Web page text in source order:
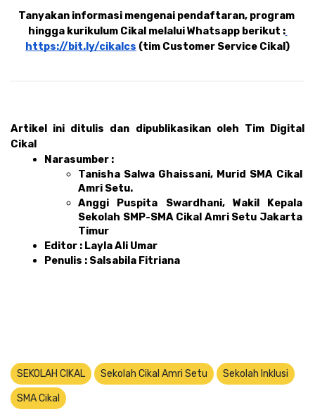
Tanyakan informasi mengenai pendaftaran, program
hingga kurikulum Cikal melalui Whatsapp berikut :
https://bit.ly/cikalcs (tim Customer Service Cikal)
Artikel ini ditulis dan dipublikasikan oleh Tim Digital
Cikal
Narasumber :
Tanisha Salwa Ghaissani, Murid SMA Cikal
Amri Setu.
Anggi Puspita Swardhani, Wakil Kepala
Sekolah SMP-SMA Cikal Amri Setu Jakarta
Timur
Editor : Layla Ali Umar
Penulis : Salsabila Fitriana
SEKOLAH CIKAL Sekolah Cikal Amri Setu Sekolah Inklusi
SMA Cikal